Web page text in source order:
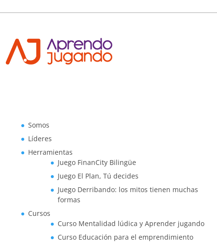
Somos
Líderes
Herramientas
Juego FinanCity Bilingüe
Juego El Plan, Tú decides
Juego Derribando: los mitos tienen muchas
formas
Cursos
Curso Mentalidad lúdica y Aprender jugando
Curso Educación para el emprendimiento